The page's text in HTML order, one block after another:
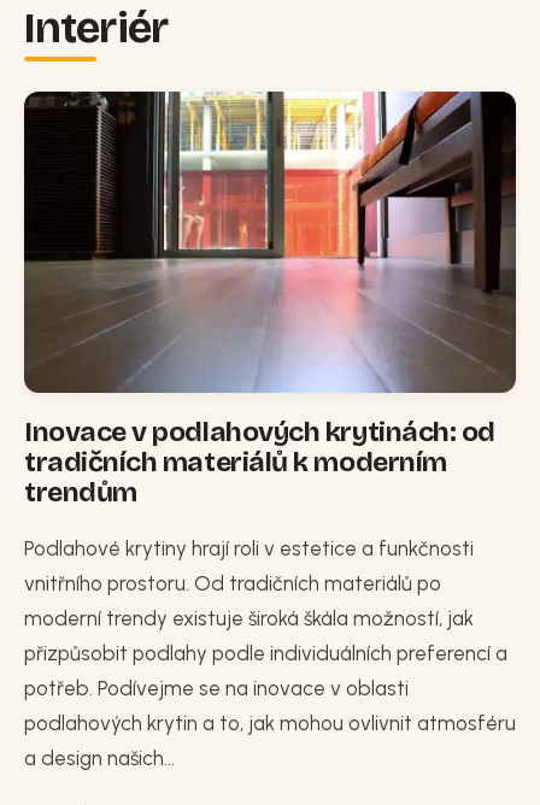
Interiér
Inovace v podlahových krytinách: od
tradičních materiálů k moderním
trendům
Podlahové krytiny hrají roli v estetice a funkčnosti
vnitřního prostoru. Od tradičních materiálů po
moderní trendy existuje široká škála možností, jak
přizpůsobit podlahy podle individuálních preferencí a
potřeb. Podívejme se na inovace v oblasti
podlahových krytin a to, jak mohou ovlivnit atmosféru
a design našich...